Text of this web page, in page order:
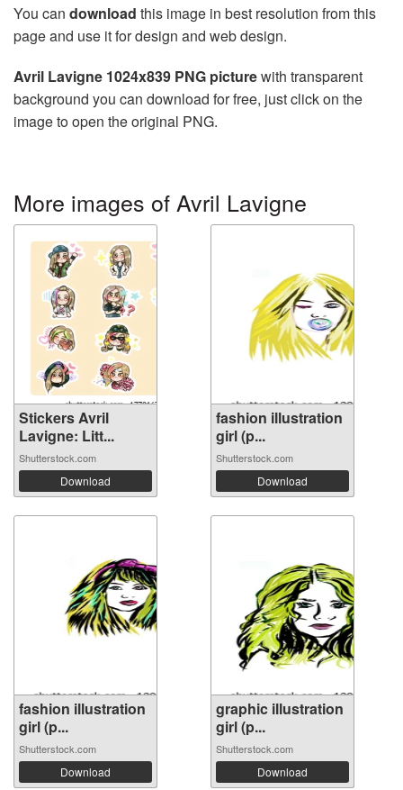
You can download this image in best resolution from this
page and use it for design and web design.
Avril Lavigne 1024x839 PNG picturewith transparent
background you can download for free, just click on the
image to open the original PNG.
More images of Avril Lavigne
Stickers Avril
Lavigne: Litt...
Shutterstock.com
Download
fashion illustration
girl (p...
Shutterstock.com
Download
fashion illustration
girl (p...
Shutterstock.com
Download
graphic illustration
girl (p...
Shutterstock.com
Download